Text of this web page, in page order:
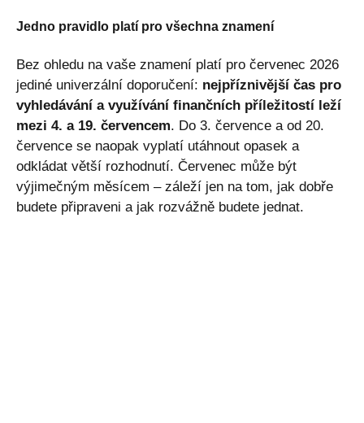
Jedno pravidlo platí pro všechna znamení
Bez ohledu na vaše znamení platí pro červenec 2026
jediné univerzální doporučení: nejpříznivější čas pro
vyhledávání a využívání finančních příležitostí leží
mezi 4. a 19. červencem. Do 3. července a od 20.
července se naopak vyplatí utáhnout opasek a
odkládat větší rozhodnutí. Červenec může být
výjimečným měsícem – záleží jen na tom, jak dobře
budete připraveni a jak rozvážně budete jednat.